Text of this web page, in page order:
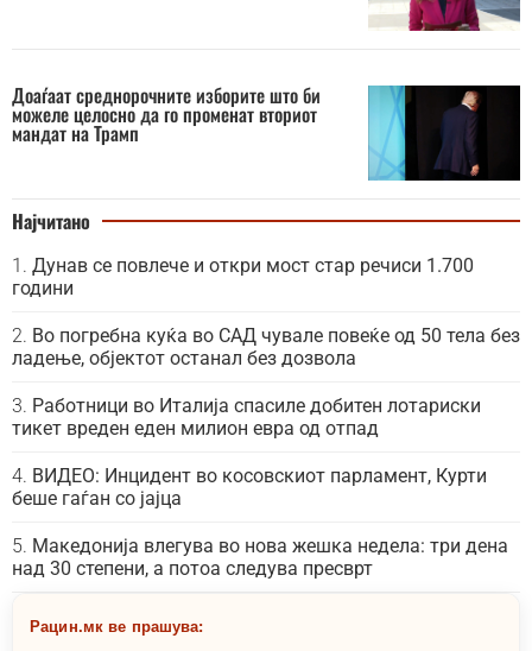
Доаѓаат среднорочните изборите што би
можеле целосно да го променат вториот
мандат на Трамп
Најчитано
Дунав се повлече и откри мост стар речиси 1.700
години
Во погребна куќа во САД чувале повеќе од 50 тела без
ладење, објектот останал без дозвола
Работници во Италија спасиле добитен лотариски
тикет вреден еден милион евра од отпад
ВИДЕО: Инцидент во косовскиот парламент, Курти
беше гаѓан со јајца
Македонија влегува во нова жешка недела: три дена
над 30 степени, а потоа следува пресврт
Рацин.мк ве прашува: